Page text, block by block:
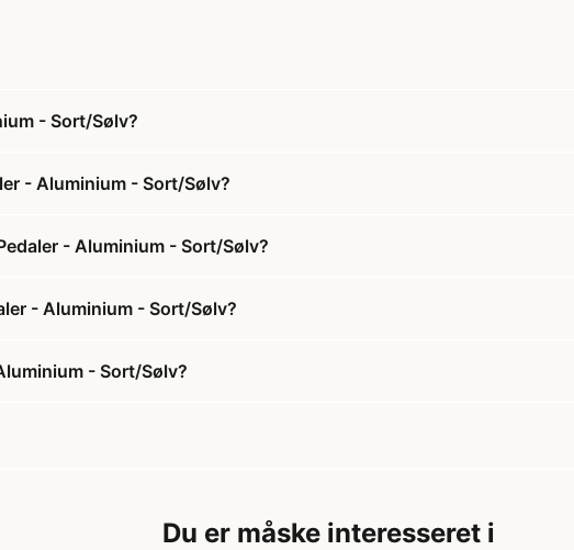
- Sort/Sølv?
- Aluminium - Sort/Sølv?
- Aluminium - Sort/Sølv?
- Aluminium - Sort/Sølv?
- Sort/Sølv?
Du er måske interesseret i